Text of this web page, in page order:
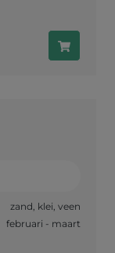
zand, klei, veen
februari - maart